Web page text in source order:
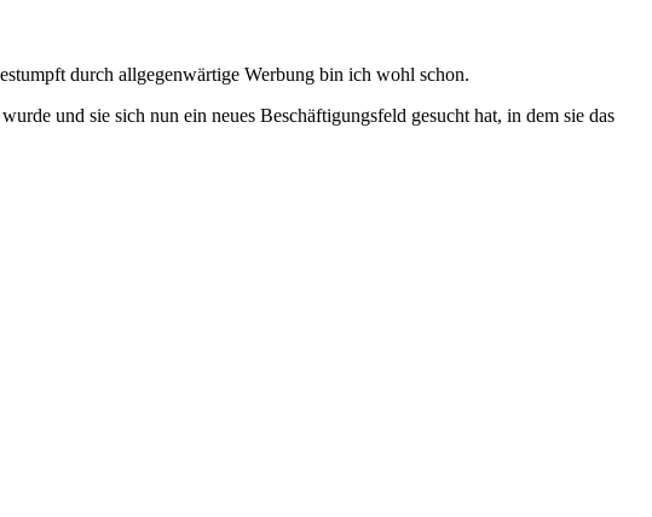
durch allgegenwärtige Werbung bin ich wohl schon.
und sie sich nun ein neues Beschäftigungsfeld gesucht hat, in dem sie das